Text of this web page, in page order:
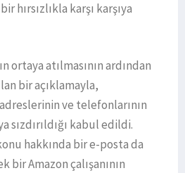
hırsızlıkla karşı karşıya
ortaya atılmasının ardından
bir açıklamayla,
ve telefonlarının
sızdırıldığı kabul edildi.
hakkında bir e-posta da
bir Amazon çalışanının